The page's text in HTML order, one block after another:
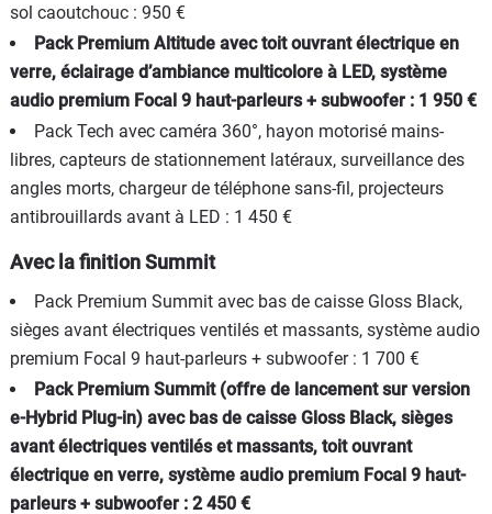
sol caoutchouc : 950 €
Pack Premium Altitude avec toit ouvrant électrique en
verre, éclairage d’ambiance multicolore à LED, système
audio premium Focal 9 haut-parleurs + subwoofer : 1 950 €
Pack Tech avec caméra 360°, hayon motorisé mains-
libres, capteurs de stationnement latéraux, surveillance des
angles morts, chargeur de téléphone sans-fil, projecteurs
antibrouillards avant à LED : 1 450 €
Avec la finition Summit
Pack Premium Summit avec bas de caisse Gloss Black,
sièges avant électriques ventilés et massants, système audio
premium Focal 9 haut-parleurs + subwoofer : 1 700 €
Pack Premium Summit (offre de lancement sur version
e-Hybrid Plug-in) avec bas de caisse Gloss Black, sièges
avant électriques ventilés et massants, toit ouvrant
électrique en verre, système audio premium Focal 9 haut-
parleurs + subwoofer : 2 450 €